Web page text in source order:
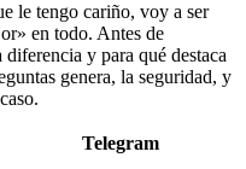
le tengo cariño, voy a ser
en todo. Antes de
y para qué destaca
genera, la seguridad, y
Telegram